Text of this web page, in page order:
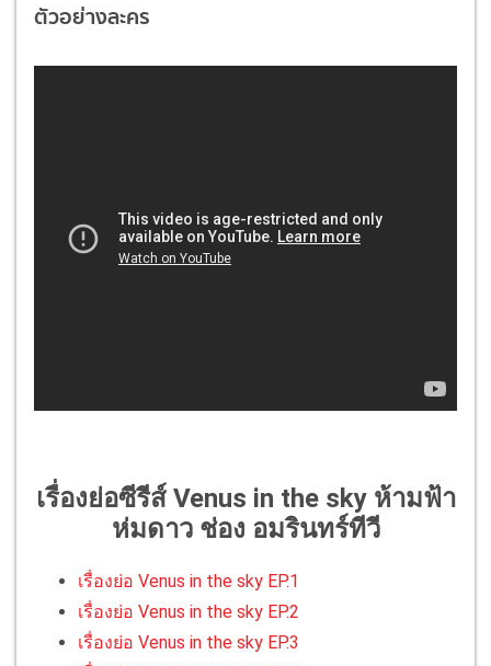
ตัวอย่างละคร
เรื่องย่อซีรีส์ Venus in the sky ห้ามฟ้า
ห่มดาว ช่อง อมรินทร์ทีวี
เรื่องย่อ Venus in the sky EP.1
เรื่องย่อ Venus in the sky EP.2
เรื่องย่อ Venus in the sky EP.3